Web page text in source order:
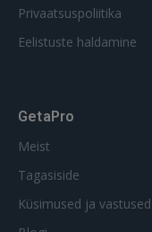
Privaatsuspoliitika
Eelistuste haldamine
GetaPro
Meist
Tagasiside
Küsimused ja vastused